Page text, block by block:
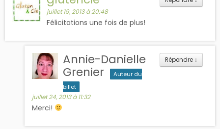
juillet 19, 2013 à 20:48
Félicitations une fois de plus!
Répondre ↓
Annie-Danielle
Grenier
Auteur du
billet
juillet 24, 2013 à 11:32
Merci!